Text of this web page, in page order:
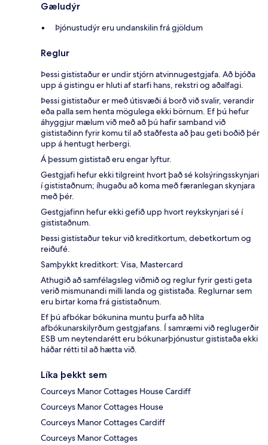
Gæludýr
Þjónustudýr eru undanskilin frá gjöldum
Reglur
Þessi gististaður er undir stjórn atvinnugestgjafa. Að bjóða
upp á gistingu er hluti af starfi hans, rekstri og aðalfagi.
Þessi gististaður er með útisvæði á borð við svalir, verandir
eða palla sem henta mögulega ekki börnum. Ef þú hefur
áhyggjur mælum við með að þú hafir samband við
gististaðinn fyrir komu til að staðfesta að þau geti boðið þér
upp á hentugt herbergi.
Á þessum gististað eru engar lyftur.
Gestgjafi hefur ekki tilgreint hvort það sé kolsýringsskynjari
í gististaðnum; íhugaðu að koma með færanlegan skynjara
með þér.
Gestgjafinn hefur ekki gefið upp hvort reykskynjari sé í
gististaðnum.
Þessi gististaður tekur við kreditkortum, debetkortum og
reiðufé.
Samþykkt kreditkort: Visa, Mastercard
Athugið að samfélagsleg viðmið og reglur fyrir gesti geta
verið mismunandi milli landa og gististaða. Reglurnar sem
eru birtar koma frá gististaðnum.
Ef þú afbókar bókunina muntu þurfa að hlíta
afbókunarskilyrðum gestgjafans. Í samræmi við reglugerðir
ESB um neytendarétt eru bókunarþjónustur gististaða ekki
háðar rétti til að hætta við.
Líka þekkt sem
Courceys Manor Cottages House Cardiff
Courceys Manor Cottages House
Courceys Manor Cottages Cardiff
Courceys Manor Cottages